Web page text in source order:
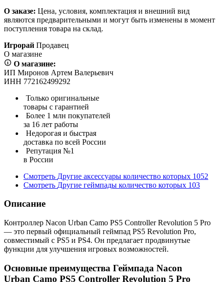
О заказе: Цена, условия, комплектация и внешний вид
являются предварительными и могут быть изменены в момент
поступления товара на склад.
Игрорай Продавец
О магазине
О магазине:
ИП Миронов Артем Валерьевич
ИНН 772162499292
Только оригинальные
товары с гарантией
Более 1 млн покупателей
за 16 лет работы
Недорогая и быстрая
доставка по всей России
Репутация №1
в России
Смотреть Другие аксессуары количество которых 1052
Смотреть Другие геймпады количество которых 103
Описание
Контроллер Nacon Urban Camo PS5 Controller Revolution 5 Pro
— это первый официальный геймпад PS5 Revolution Pro,
совместимый с PS5 и PS4. Он предлагает продвинутые
функции для улучшения игровых возможностей.
Основные преимущества Геймпада Nacon
Urban Camo PS5 Controller Revolution 5 Pro